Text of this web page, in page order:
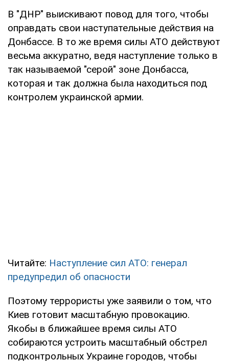
В "ДНР" выискивают повод для того, чтобы
оправдать свои наступательные действия на
Донбассе. В то же время силы АТО действуют
весьма аккуратно, ведя наступление только в
так называемой "серой" зоне Донбасса,
которая и так должна была находиться под
контролем украинской армии.
Читайте: Наступление сил АТО: генерал
предупредил об опасности
Поэтому террористы уже заявили о том, что
Киев готовит масштабную провокацию.
Якобы в ближайшее время силы АТО
собираются устроить масштабный обстрел
подконтрольных Украине городов, чтобы